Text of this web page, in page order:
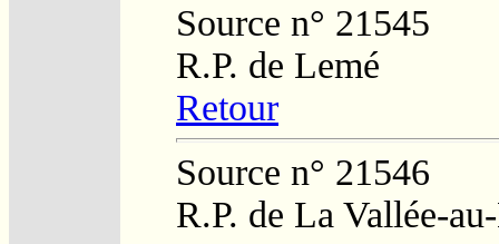
Source n° 21545
R.P. de Lemé
Retour
Source n° 21546
R.P. de La Vallée-